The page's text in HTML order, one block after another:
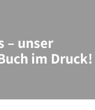
– unser
im Druck!